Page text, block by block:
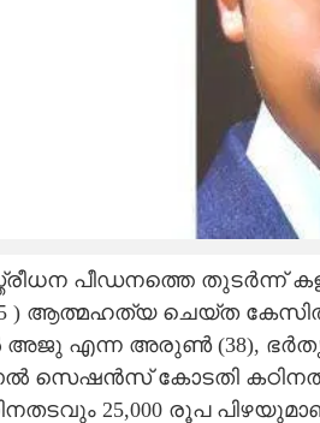
പീ‌ഡനത്തെ തുടർന്ന്
) ആത്മഹത്യ ചെയ്ത
അജു എന്ന അരുൺ (38),
കോടതി
25,000 രൂപ